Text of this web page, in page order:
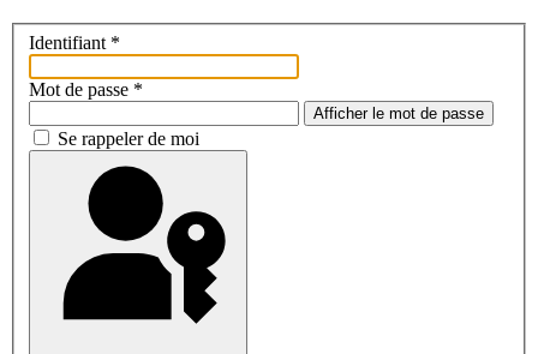
Identifiant *
Mot de passe *
Afficher le mot de passe
Se rappeler de moi